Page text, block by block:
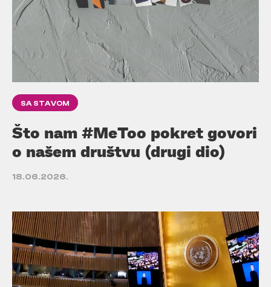
SA STAVOM
Što nam #MeToo pokret govori
o našem društvu (drugi dio)
18.06.2026.